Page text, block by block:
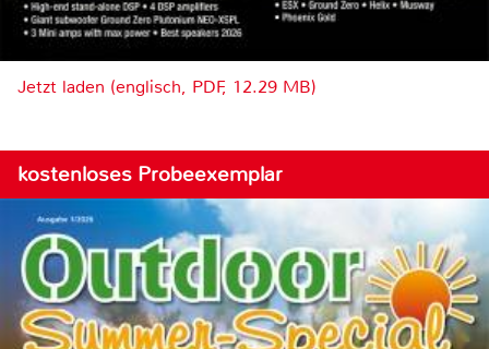
Jetzt laden (englisch, PDF, 12.29 MB)
kostenloses Probeexemplar